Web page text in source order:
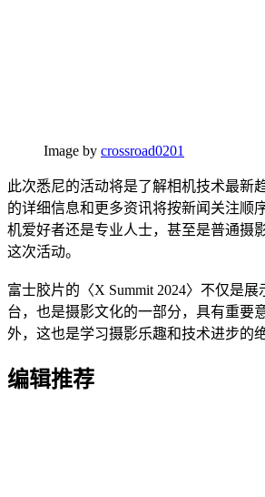
Image by crossroad0201
此次悉尼的活动将是了解相机技术最新
的详细信息和更多资讯将按新闻关注顺
机爱好者还是专业人士，甚至是普通摄
这次活动。
富士胶片的〈X Summit 2024〉不仅是
台，也是摄影文化的一部分，具有重要
外，这也是学习摄影乐趣和技术进步的
编辑推荐